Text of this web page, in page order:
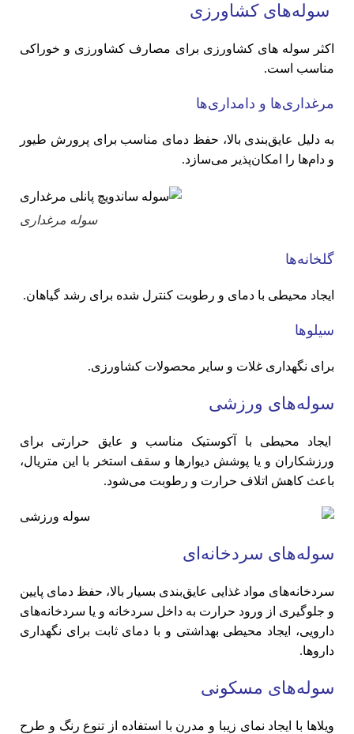
سوله‌های کشاورزی
اکثر سوله های کشاورزی برای مصارف کشاورزی و خوراکی
مناسب است.
مرغداری‌ها و دامداری‌ها
به دلیل عایق‌بندی بالا، حفظ دمای مناسب برای پرورش طیور
و دام‌ها را امکان‌پذیر می‌سازد.
سوله مرغداری
گلخانه‌ها
ایجاد محیطی با دمای و رطوبت کنترل شده برای رشد گیاهان.
سیلوها
برای نگهداری غلات و سایر محصولات کشاورزی.
سوله‌های ورزشی
ایجاد محیطی با آکوستیک مناسب و عایق حرارتی برای
ورزشکاران و یا پوشش دیوارها و سقف استخر با این متریال،
باعث کاهش اتلاف حرارت و رطوبت می‌شود.
سوله‌های سردخانه‌ای
سردخانه‌های مواد غذایی عایق‌بندی بسیار بالا، حفظ دمای پایین
و جلوگیری از ورود حرارت به داخل سردخانه و یا سردخانه‌های
دارویی، ایجاد محیطی بهداشتی و با دمای ثابت برای نگهداری
داروها.
سوله‌های مسکونی
ویلاها با ایجاد نمای زیبا و مدرن با استفاده از تنوع رنگ و طرح